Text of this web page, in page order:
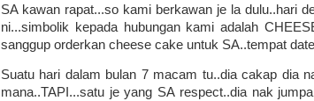
SA kawan rapat...so kami berkawan je la dulu..hari
ni...simbolik kepada hubungan kami adalah
sanggup orderkan cheese cake untuk SA..tempat
Suatu hari dalam bulan 7 macam tu..dia cakap dia
mana..TAPI...satu je yang SA respect..dia nak